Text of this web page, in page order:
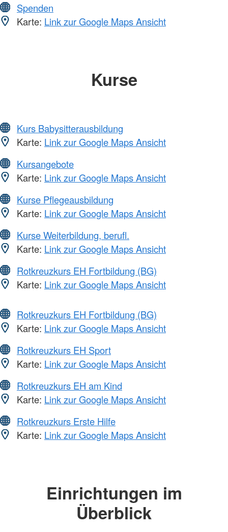
Spenden
Karte: Link zur Google Maps Ansicht
Kurse
Kurs Babysitterausbildung
Karte: Link zur Google Maps Ansicht
Kursangebote
Karte: Link zur Google Maps Ansicht
Kurse Pflegeausbildung
Karte: Link zur Google Maps Ansicht
Kurse Weiterbildung, berufl.
Karte: Link zur Google Maps Ansicht
Rotkreuzkurs EH Fortbildung (BG)
Karte: Link zur Google Maps Ansicht
Rotkreuzkurs EH Fortbildung (BG)
Karte: Link zur Google Maps Ansicht
Rotkreuzkurs EH Sport
Karte: Link zur Google Maps Ansicht
Rotkreuzkurs EH am Kind
Karte: Link zur Google Maps Ansicht
Rotkreuzkurs Erste Hilfe
Karte: Link zur Google Maps Ansicht
Einrichtungen im
Überblick